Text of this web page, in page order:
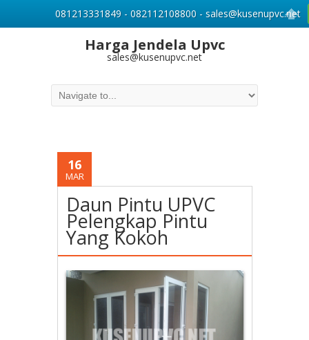
Harga Jendela Upvc
sales@kusenupvc.net
16
MAR
Daun Pintu UPVC
Pelengkap Pintu
Yang Kokoh
081213331849 - 082112108800 - sales@kusenupvc.net